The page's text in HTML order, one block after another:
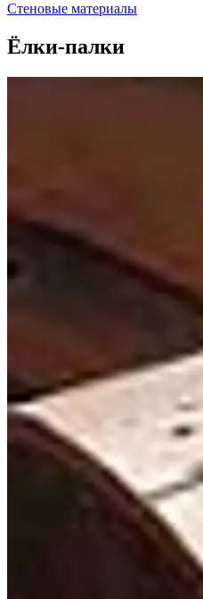
Стеновые материалы
Ёлки-палки